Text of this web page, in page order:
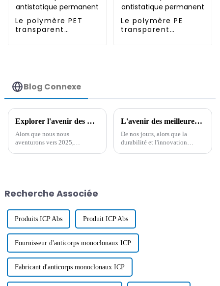
Le polymère PET
transparent
Le polymère PE
transparent
Blog Connexe
Explorer l'avenir des meilleurs composés ESD dans les technologies antistatiques à faible humidité et leurs alternatives pour 2025
Alors que nous nous
aventurons vers 2025,
L'avenir des meilleures innovations en matière de plastique composite façonne une fabrication durable
De nos jours, alors que la
durabilité et l'innovation
Recherche Associée
Produits ICP Abs Produit ICP Abs
Fournisseur d'anticorps monoclonaux ICP
Fabricant d'anticorps monoclonaux ICP